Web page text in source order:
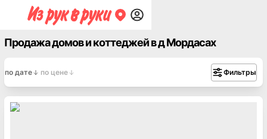
Продажа домов и коттеджей в д Мордасах
по дате по цене Фильтры